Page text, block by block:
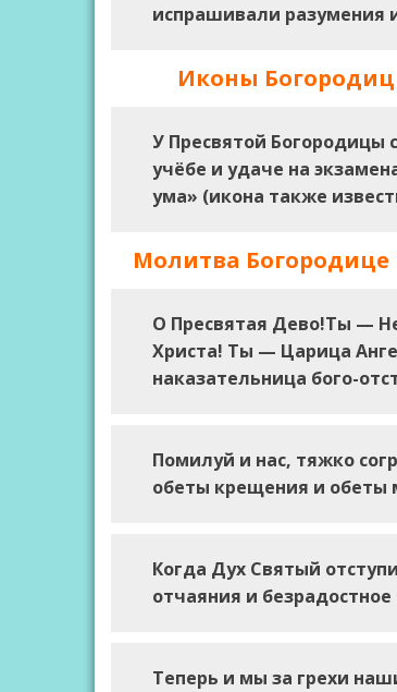
испрашивали разумения
Иконы
У Пресвятой Богородицы
учёбе и удаче на
ума» (икона также
Молитва Богородице
О Пресвятая Дево!Ты —
Христа! Ты — Царица
наказательница бого-
Помилуй и нас, тяжко
обеты крещения и обеты
Когда Дух Святый
отчаяния и
Теперь и мы за грехи